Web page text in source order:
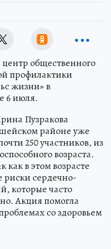
общественного
профилактики
жизни» в
6 июля.
Пузракова
районе уже
250 участников, из
возраста.
как в этом возрасте
риски сердечно-
которые часто
Акция помогла
со здоровьем